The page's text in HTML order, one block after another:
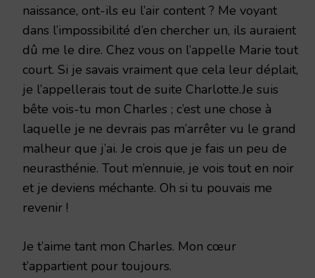
naissance, ont-ils eu l’air content ? Me voyant
dans l’impossibilité d’en chercher un, ils auraient
dû me le dire. Chez vous on l’appelle Marie tout
court. Si je savais vraiment que cela leur déplait,
je l’appellerais tout de suite Charlotte.Je suis
bête vois-tu mon Charles ; c’est une chose à
laquelle je ne devrais pas m’arrêter vu le grand
malheur que j’ai. Je crois que je fais un peu de
neurasthénie. Tout m’ennuie, je vois tout en noir
et je deviens méchante. Oh si tu pouvais me
revenir !
Je t’aime tant mon Charles. Mon cœur
t’appartient pour toujours.